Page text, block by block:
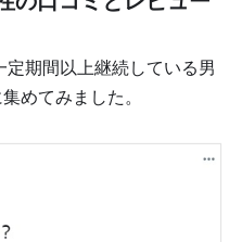
期間以上継続している男
めてみました。